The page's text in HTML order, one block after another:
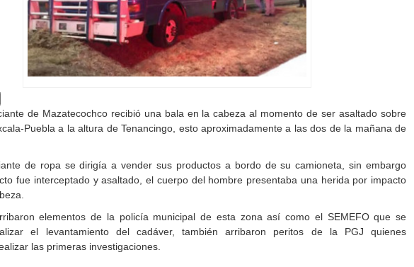
de Mazatecochco recibió una bala en la cabeza al momento de ser asaltado sobre
Puebla a la altura de Tenancingo, esto aproximadamente a las dos de la mañana de
de ropa se dirigía a vender sus productos a bordo de su camioneta, sin embargo
fue interceptado y asaltado, el cuerpo del hombre presentaba una herida por impacto
elementos de la policía municipal de esta zona así como el SEMEFO que se
el levantamiento del cadáver, también arribaron peritos de la PGJ quienes
las primeras investigaciones.